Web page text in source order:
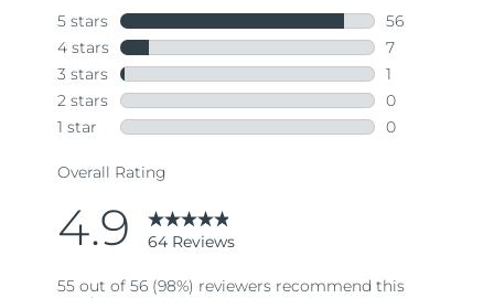
Same
page
link.